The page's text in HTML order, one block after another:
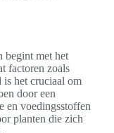
begint met het
factoren zoals
het cruciaal om
door een
en voedingsstoffen
planten die zich